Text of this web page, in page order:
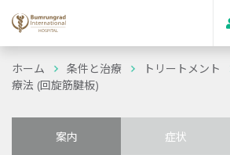
ホーム 条件と治療 トリートメント
療法 (回旋筋腱板)
案内 症状